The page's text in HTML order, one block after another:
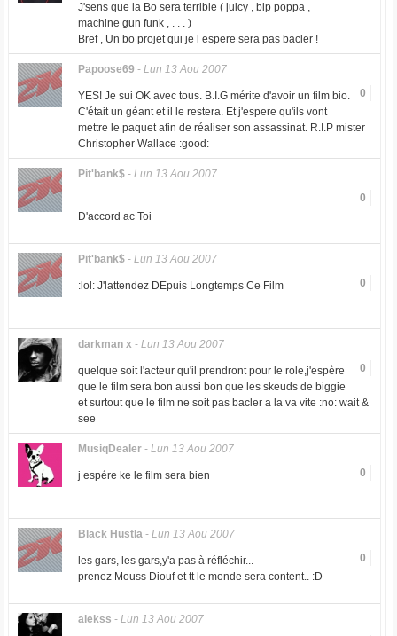
J'sens que la Bo sera terrible ( juicy , bip poppa ,
machine gun funk , . . . )
Bref , Un bo projet qui je l espere sera pas bacler !
Papoose69 - Lun 13 Aou 2007
0
YES! Je sui OK avec tous. B.I.G mérite d'avoir un film bio.
C'était un géant et il le restera. Et j'espere qu'ils vont
mettre le paquet afin de réaliser son assassinat. R.I.P mister
Christopher Wallace :good:
Pit'bank$- Lun 13 Aou 2007
0
D'accord ac Toi
Pit'bank$- Lun 13 Aou 2007
0
:lol: J'lattendez DEpuis Longtemps Ce Film
darkman x - Lun 13 Aou 2007
0
quelque soit l'acteur qu'il prendront pour le role,j'espère
que le film sera bon aussi bon que les skeuds de biggie
et surtout que le film ne soit pas bacler a la va vite :no: wait &
see
MusiqDealer- Lun 13 Aou 2007
0
j espére ke le film sera bien
Black Hustla- Lun 13 Aou 2007
0
les gars, les gars,y'a pas à réfléchir...
prenez Mouss Diouf et tt le monde sera content.. :D
alekss - Lun 13 Aou 2007